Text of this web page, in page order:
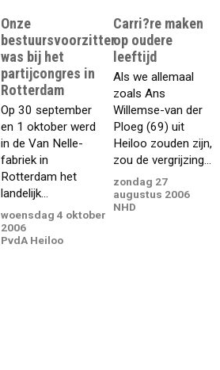
Onze
bestuursvoorzitter
was bij het
partijcongres in
Rotterdam
Op 30 september
en 1 oktober werd
in de Van Nelle-
fabriek in
Rotterdam het
landelijk...
woensdag 4 oktober
2006
PvdA Heiloo
Carri?re maken
op oudere
leeftijd
Als we allemaal
zoals Ans
Willemse-van der
Ploeg (69) uit
Heiloo zouden zijn,
zou de vergrijzing...
zondag 27
augustus 2006
NHD